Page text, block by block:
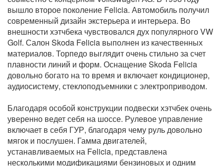
вышло второе поколение Felicia. Автомобиль получил
современный дизайн экстерьера и интерьера. Во
внешности хэтчбека чувствовался дух популярного VW
Golf. Салон Skoda Felicia выполнен из качественных
материалов. Торпедо выглядит очень стильно за счет
плавности линий и форм. Оснащение Skoda Felicia
довольно богато на то время и включает кондиционер,
аудиосистему, стеклоподъемники с электроприводом.
Благодаря особой конструкции подвески хэтчбек очень
уверенно ведет себя на шоссе. Рулевое управление
включает в себя ГУР, благодаря чему руль довольно
мягок и послушен. Гамма двигателей,
устанавливаемых на Felicia, представлена
несколькими модификациями бензиновых и одним